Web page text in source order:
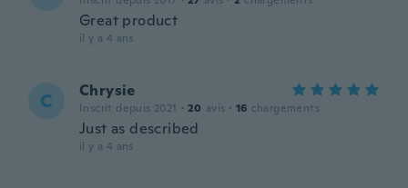
Great product
il y a 4 ans
C Chrysie
Inscrit depuis 2021 · 20 avis · 16 chargements
Just as described
il y a 4 ans